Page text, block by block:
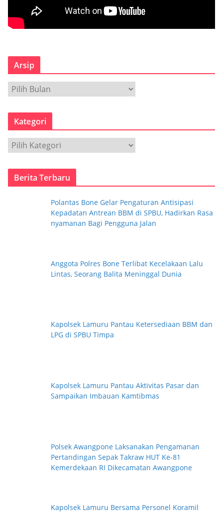
Arsip
r
s
p
Kategori
a
t
Berita Terbaru
Polantas Bone Gelar Pengaturan Antisipasi
Kepadatan Antrean BBM di SPBU, Hadirkan Rasa
nyamanan Bagi Pengguna Jalan
Anggota Polres Bone Terlibat Kecelakaan Lalu
Lintas, Seorang Balita Meninggal Dunia
Kapolsek Lamuru Pantau Ketersediaan BBM dan
LPG di SPBU Timpa
Kapolsek Lamuru Pantau Aktivitas Pasar dan
Sampaikan Imbauan Kamtibmas
Polsek Awangpone Laksanakan Pengamanan
Pertandingan Sepak Takraw HUT Ke-81
Kemerdekaan RI Dikecamatan Awangpone
Kapolsek Lamuru Bersama Personel Koramil